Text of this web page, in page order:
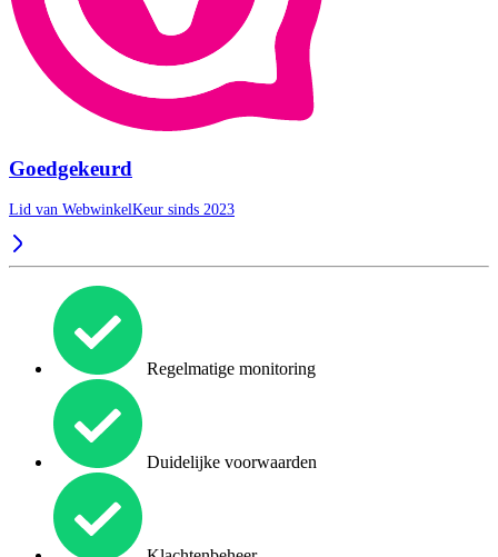
Goedgekeurd
Lid van WebwinkelKeur sinds 2023
Regelmatige monitoring
Duidelijke voorwaarden